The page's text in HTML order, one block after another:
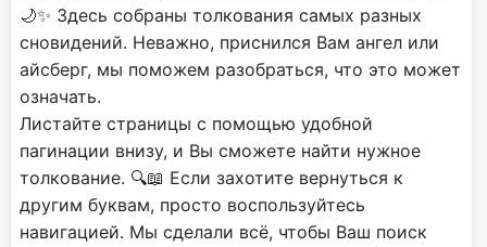
🌙✨ Здесь собраны толкования самых разных
сновидений. Неважно, приснился Вам ангел или
айсберг, мы поможем разобраться, что это может
означать.
Листайте страницы с помощью удобной
пагинации внизу, и Вы сможете найти нужное
толкование. 🔍📖 Если захотите вернуться к
другим буквам, просто воспользуйтесь
навигацией. Мы сделали всё, чтобы Ваш поиск